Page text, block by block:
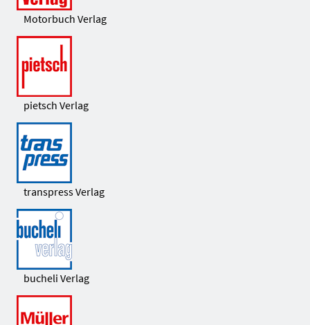
Motorbuch Verlag
pietsch Verlag
transpress Verlag
bucheli Verlag